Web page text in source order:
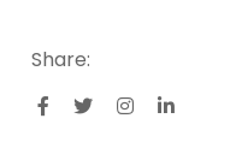
Share: